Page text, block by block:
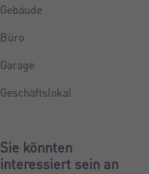
Gebäude
Büro
Garage
Geschäftslokal
Sie könnten
interessiert sein an